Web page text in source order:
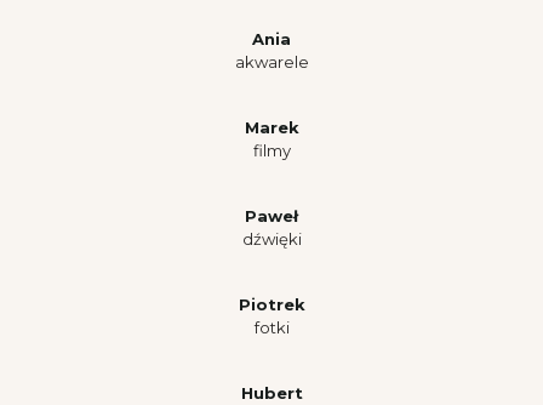
Ania
akwarele
Marek
filmy
Paweł
dźwięki
Piotrek
fotki
Hubert